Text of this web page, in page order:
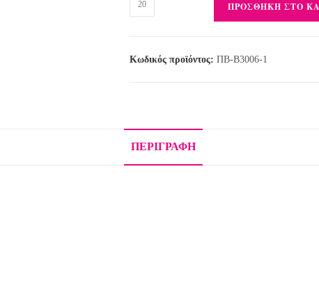
ΠΡΟΣΘΉΚΗ ΣΤΟ
Κωδικός προϊόντος: ΠΒ-Β3006-1
ΠΕΡΙΓΡΑΦΉ